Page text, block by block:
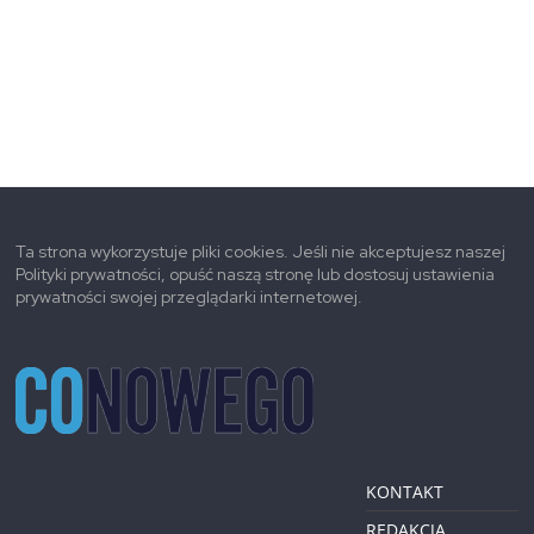
Ta strona wykorzystuje pliki cookies. Jeśli nie akceptujesz naszej
Polityki prywatności, opuść naszą stronę lub dostosuj ustawienia
prywatności swojej przeglądarki internetowej.
KONTAKT